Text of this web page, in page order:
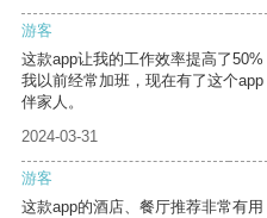
游客
这款app让我的工作效率提高了
我以前经常加班，现在有了这个
伴家人。
2024-03-31
游客
这款app的酒店、餐厅推荐非常有